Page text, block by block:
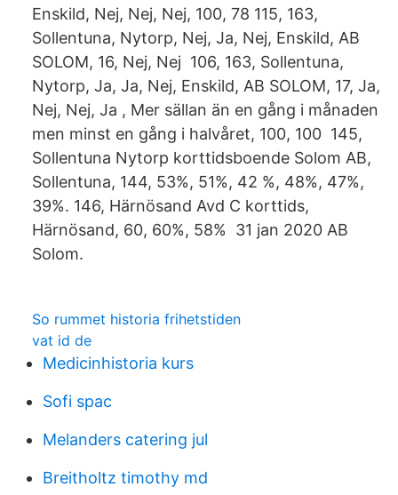
Enskild, Nej, Nej, Nej, 100, 78 115, 163,
Sollentuna, Nytorp, Nej, Ja, Nej, Enskild, AB
SOLOM, 16, Nej, Nej 106, 163, Sollentuna,
Nytorp, Ja, Ja, Nej, Enskild, AB SOLOM, 17, Ja,
Nej, Nej, Ja , Mer sällan än en gång i månaden
men minst en gång i halvåret, 100, 100 145,
Sollentuna Nytorp korttidsboende Solom AB,
Sollentuna, 144, 53%, 51%, 42 %, 48%, 47%,
39%. 146, Härnösand Avd C korttids,
Härnösand, 60, 60%, 58% 31 jan 2020 AB
Solom.
So rummet historia frihetstiden
vat id de
Medicinhistoria kurs
Sofi spac
Melanders catering jul
Breitholtz timothy md